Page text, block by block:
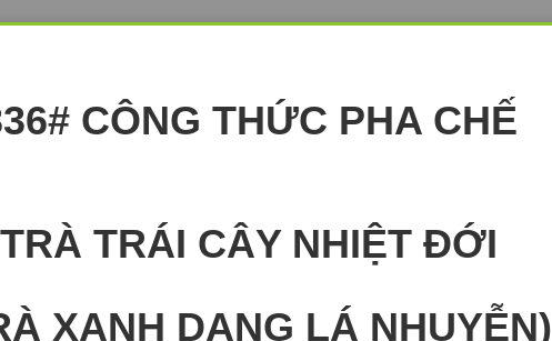
CÔNG THỨC PHA CHẾ
TRÀ TRÁI CÂY NHIỆT ĐỚI
XANH DẠNG LÁ NHUYỄN)